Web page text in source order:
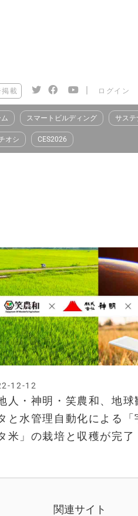
掲載 | ログイン
スマートビルディング サステ
オシ CES2026
人・神明・笑農和、地球
と水管理自動化による「
米」の栽培と収穫が完了
12-12
関連サイト